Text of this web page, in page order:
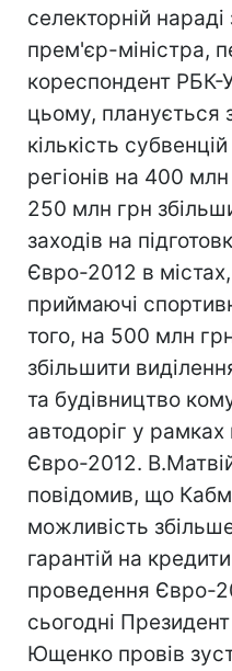
селекторній
прем'єр-міністра,
кореспондент РБК-
цьому, планується
кількість
регіонів на 400
250 млн грн
заходів на
Євро-2012 в містах,
приймаючі
того, на 500 млн
збільшити
та будівництво
автодоріг у рамках
Євро-2012.
повідомив, що
можливість
гарантій на
проведення Євро-
сьогодні
Ющенко провів